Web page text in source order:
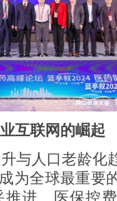
互联网的崛起
与人口老龄化
为全球最重要
进、医保控